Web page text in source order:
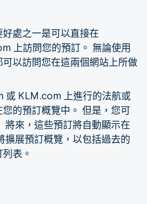
處之一是可以直接在
上訪問您的預訂。 無論使用
以訪問您在這兩個網站上所做
KLM.com 上進行的法航或
的預訂概覽中。 但是，您可
將來，這些預訂將自動顯示在
擴展預訂概覽，以包括過去的
表。